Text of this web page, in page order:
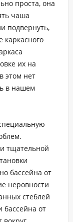
проста, она
чаша
подвернуть,
каркасного
их на
этом нет
в нашем
тщательной
бассейна от
неровности
стеблей
бассейна от